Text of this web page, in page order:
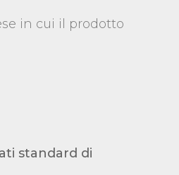
in cui il prodotto
standard di